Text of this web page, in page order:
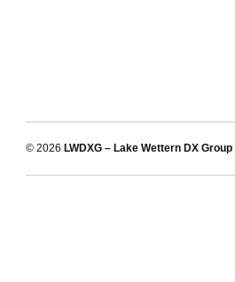
© 2026 LWDXG – Lake Wettern DX Group